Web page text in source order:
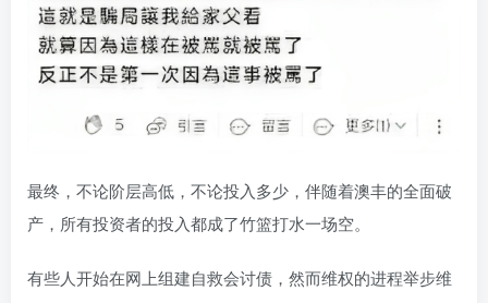
最终，不论阶层高低，不论投入多少，伴随着澳丰的全面破
产，所有投资者的投入都成了竹篮打水一场空。
有些人开始在网上组建自救会讨债，然而维权的进程举步维